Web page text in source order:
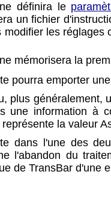
définira le
un fichier
modifier les réglages
mémorisera la
pourra emporter
plus généralement,
une information à
la valeur
dans l'une des
l'abandon du
de TransBar d'une